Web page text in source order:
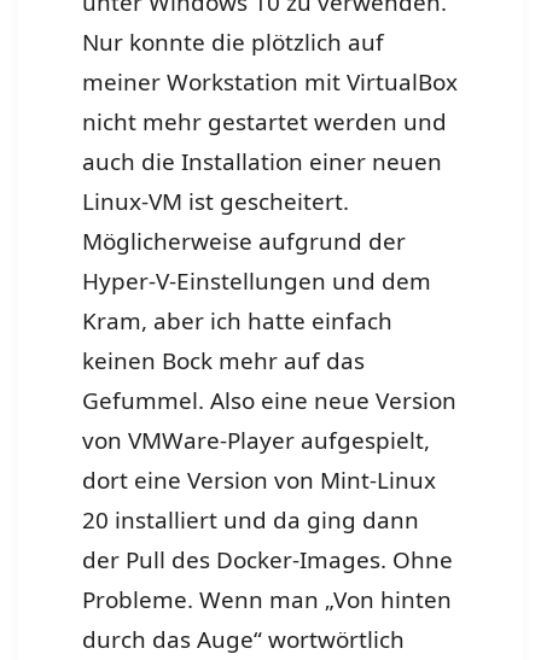
Nur konnte die plötzlich auf
meiner Workstation mit VirtualBox
nicht mehr gestartet werden und
auch die Installation einer neuen
Linux-VM ist gescheitert.
Möglicherweise aufgrund der
Hyper-V-Einstellungen und dem
Kram, aber ich hatte einfach
keinen Bock mehr auf das
Gefummel. Also eine neue Version
von VMWare-Player aufgespielt,
dort eine Version von Mint-Linux
20 installiert und da ging dann
der Pull des Docker-Images. Ohne
Probleme. Wenn man „Von hinten
durch das Auge“ wortwörtlich